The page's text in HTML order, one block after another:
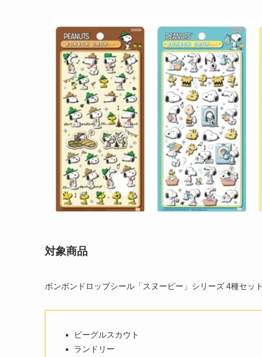
対象商品
ボンボンドロップシール「スヌーピー」シリーズ 4種セット
ビーグルスカウト
ランドリー